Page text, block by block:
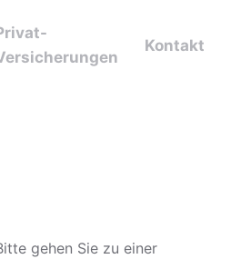
Kontakt
gehen Sie zu einer